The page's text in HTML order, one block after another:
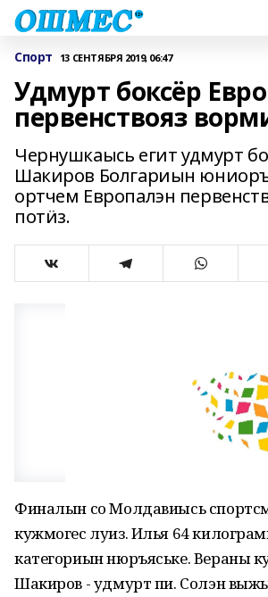
Спорт 13 СЕНТЯБРЯ 2019, 06:47
Удмурт боксёр
первенствояз
Чернушкаысь егит удмурт
Шакиров Болгариын
ортчем Европалэн
потӥз.
Финалын со Молдавиысь
кужмогес луиз. Илья 64
категориын нюръяське. Вераны
Шакиров - удмурт пи. Солэн